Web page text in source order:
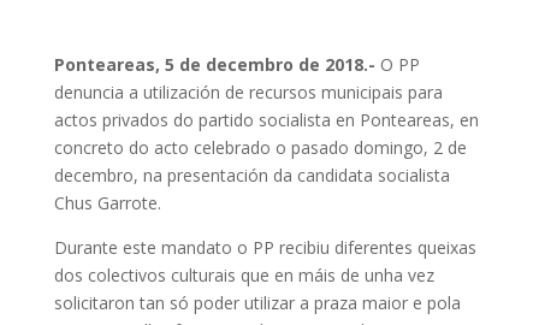
Ponteareas, 5 de decembro de 2018.- O PP
denuncia a utilización de recursos municipais para
actos privados do partido socialista en Ponteareas, en
concreto do acto celebrado o pasado domingo, 2 de
decembro, na presentación da candidata socialista
Chus Garrote.
Durante este mandato o PP recibiu diferentes queixas
dos colectivos culturais que en máis de unha vez
solicitaron tan só poder utilizar a praza maior e pola